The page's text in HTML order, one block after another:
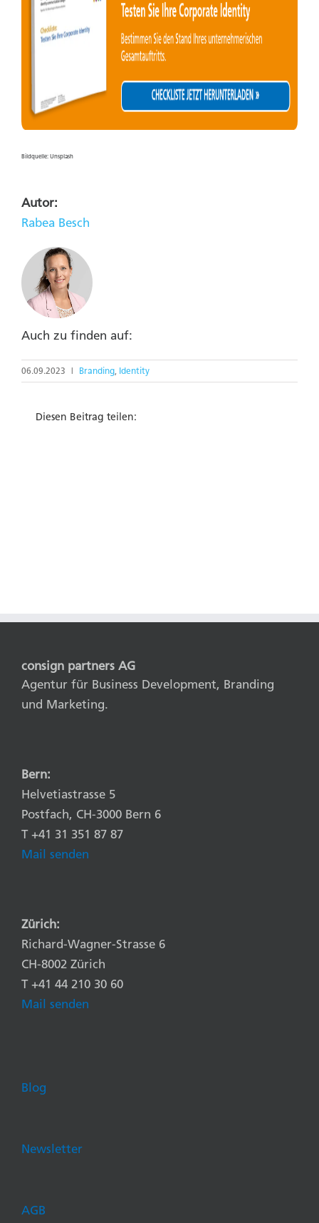
Bildquelle: Unsplash
Autor:
Rabea Besch
Auch zu finden auf:
06.09.2023 | Branding Identity
Diesen Beitrag teilen:
consign partners AG
Agentur für Business Development, Branding
und Marketing.
Bern:
Helvetiastrasse 5
Postfach, CH-3000 Bern 6
T +41 31 351 87 87
Mail senden
Zürich:
Richard-Wagner-Strasse 6
CH-8002 Zürich
T +41 44 210 30 60
Mail senden
Blog
Newsletter
AGB